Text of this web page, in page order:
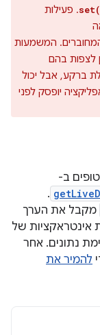
. פעילות
המשמעות
לצפות בהם
ברקע, אבל יכול
יופסק לפני
ב-
.
מקבל את הערך
אינטראקציות של
נתונים. אחר
להמיר את